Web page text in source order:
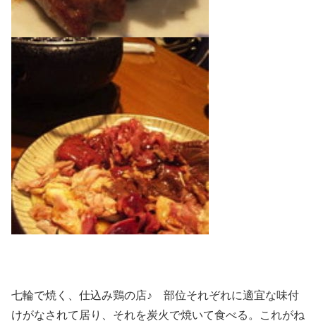
七輪で焼く、仕込み鶏の店♪ 部位それぞれに適宜な味付
けがなされて居り、それを炭火で焼いて食べる。これがね